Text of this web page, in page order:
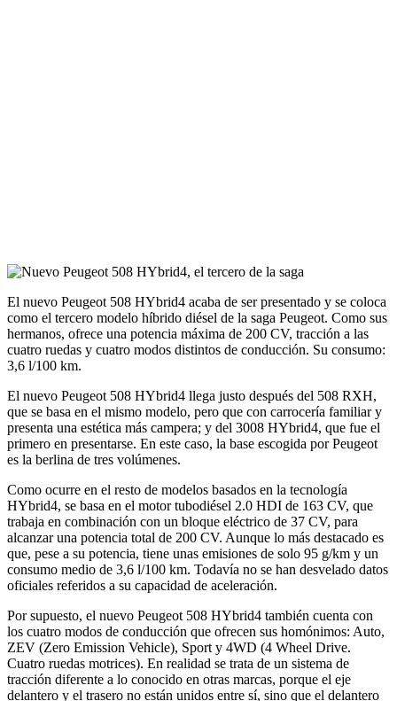
El nuevo Peugeot 508 HYbrid4 acaba de ser presentado y se coloca
como el tercero modelo híbrido diésel de la saga Peugeot. Como sus
hermanos, ofrece una potencia máxima de 200 CV, tracción a las
cuatro ruedas y cuatro modos distintos de conducción. Su consumo:
3,6 l/100 km.
El nuevo Peugeot 508 HYbrid4 llega justo después del 508 RXH,
que se basa en el mismo modelo, pero que con carrocería familiar y
presenta una estética más campera; y del 3008 HYbrid4, que fue el
primero en presentarse. En este caso, la base escogida por Peugeot
es la berlina de tres volúmenes.
Como ocurre en el resto de modelos basados en la tecnología
HYbrid4, se basa en el motor tubodiésel 2.0 HDI de 163 CV, que
trabaja en combinación con un bloque eléctrico de 37 CV, para
alcanzar una potencia total de 200 CV. Aunque lo más destacado es
que, pese a su potencia, tiene unas emisiones de solo 95 g/km y un
consumo medio de 3,6 l/100 km. Todavía no se han desvelado datos
oficiales referidos a su capacidad de aceleración.
Por supuesto, el nuevo Peugeot 508 HYbrid4 también cuenta con
los cuatro modos de conducción que ofrecen sus homónimos: Auto,
ZEV (Zero Emission Vehicle), Sport y 4WD (4 Wheel Drive.
Cuatro ruedas motrices). En realidad se trata de un sistema de
tracción diferente a lo conocido en otras marcas, porque el eje
delantero y el trasero no están unidos entre sí, sino que el delantero